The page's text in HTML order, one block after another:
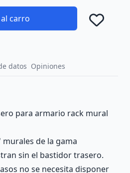
carro
datos Opiniones
para armario rack mural
de la gama
sin el bastidor trasero.
no se necesita disponer